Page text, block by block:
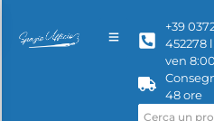
+39
452278
ven
48 ore